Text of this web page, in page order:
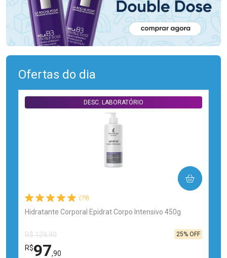
Ofertas do dia
(79)
Hidratante Corporal Epidrat Corpo Intensivo 450g
DESC. LABORATÓRIO
R$ 129,90
R$97,90
25% OFF
COMPRAR